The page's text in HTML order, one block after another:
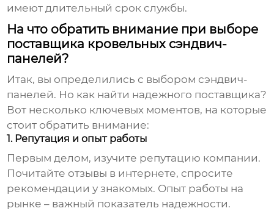
имеют длительный срок службы.
На что обратить внимание при выборе
поставщика кровельных сэндвич-
панелей?
Итак, вы определились с выбором сэндвич-
панелей. Но как найти надежного поставщика?
Вот несколько ключевых моментов, на которые
стоит обратить внимание:
1. Репутация и опыт работы
Первым делом, изучите репутацию компании.
Почитайте отзывы в интернете, спросите
рекомендации у знакомых. Опыт работы на
рынке – важный показатель надежности.